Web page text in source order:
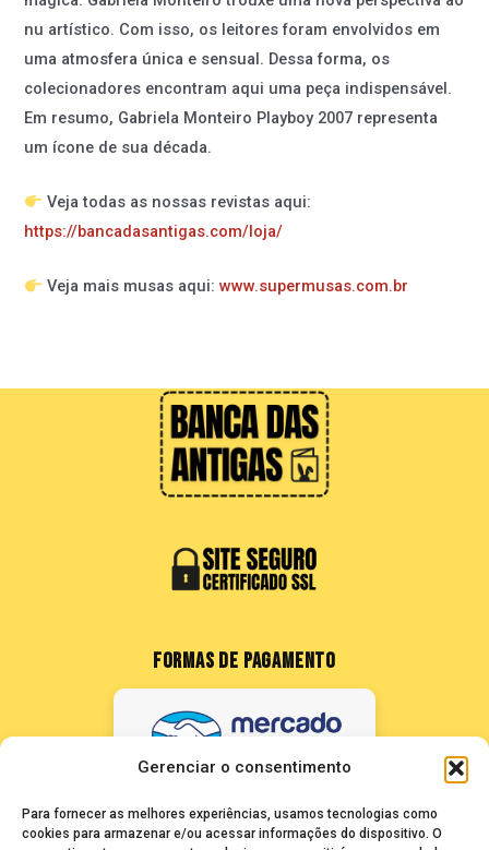
Gerenciar o consentimento
Para fornecer as melhores experiências, usamos tecnologias como
cookies para armazenar e/ou acessar informações do dispositivo. O
nu artístico. Com isso, os leitores foram envolvidos em
uma atmosfera única e sensual. Dessa forma, os
colecionadores encontram aqui uma peça indispensável.
Em resumo, Gabriela Monteiro Playboy 2007 representa
um ícone de sua década.
Veja todas as nossas revistas aqui:
https://bancadasantigas.com/loja/
Veja mais musas aqui:www.supermusas.com.br
FORMAS DE PAGAMENTO